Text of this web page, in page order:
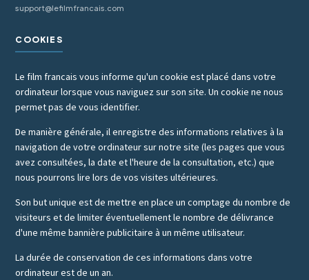
support@lefilmfrancais.com
COOKIES
Le film francais vous informe qu'un cookie est placé dans votre
ordinateur lorsque vous naviguez sur son site. Un cookie ne nous
permet pas de vous identifier.
De manière générale, il enregistre des informations relatives à la
navigation de votre ordinateur sur notre site (les pages que vous
avez consultées, la date et l'heure de la consultation, etc.) que
nous pourrons lire lors de vos visites ultérieures.
Son but unique est de mettre en place un comptage du nombre de
visiteurs et de limiter éventuellement le nombre de délivrance
d'une même bannière publicitaire à un même utilisateur.
La durée de conservation de ces informations dans votre
ordinateur est de un an.